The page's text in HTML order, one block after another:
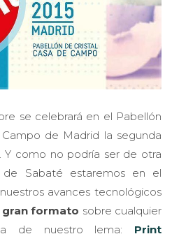
se celebrará en el Pabellón
de Madrid la segunda
Y como no podría ser de otra
de Sabaté estaremos en el
avances tecnológicos
formato sobre cualquier
de nuestro lema: Print